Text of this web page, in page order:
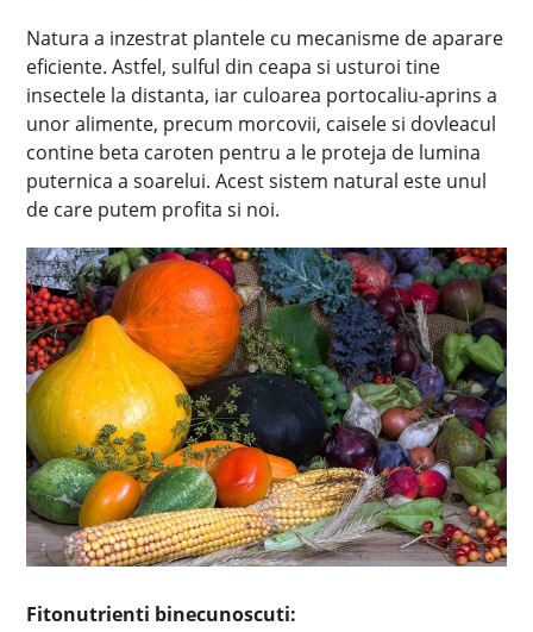
Natura a inzestrat plantele cu mecanisme de aparare
eficiente. Astfel, sulful din ceapa si usturoi tine
insectele la distanta, iar culoarea portocaliu-aprins a
unor alimente, precum morcovii, caisele si dovleacul
contine beta caroten pentru a le proteja de lumina
puternica a soarelui. Acest sistem natural este unul
de care putem profita si noi.
Fitonutrienti binecunoscuti: